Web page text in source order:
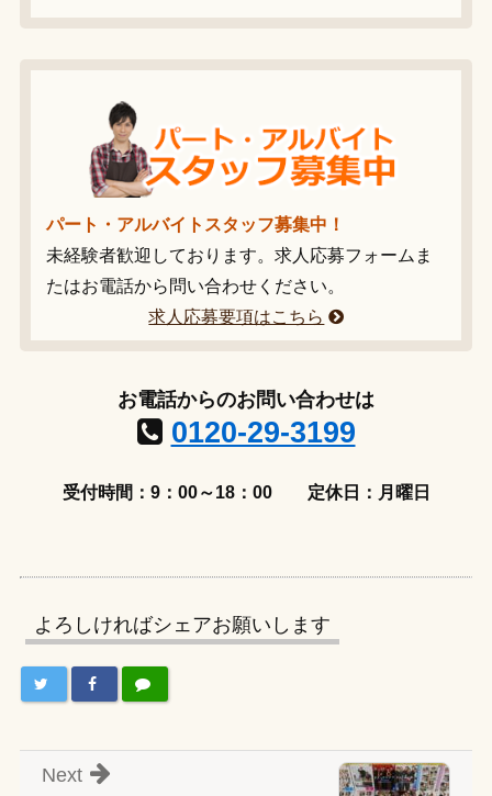
パート・アルバイトスタッフ募集中！
未経験者歓迎しております。求人応募フォームま
たはお電話から問い合わせください。
求人応募要項はこちら
お電話からのお問い合わせは
0120-29-3199
受付時間：9：00～18：00 定休日：月曜日
よろしければシェアお願いします
Next